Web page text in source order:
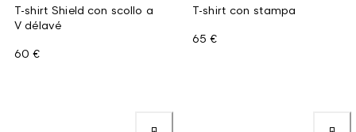
T-shirt Shield con scollo a
V délavé
60 €
T-shirt con stampa
65 €